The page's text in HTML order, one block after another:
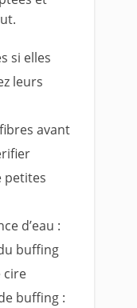
si elles
leurs
avant
petites
d’eau :
buffing
cire
buffing :